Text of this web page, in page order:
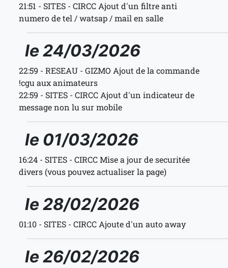
21:51 - SITES - CIRCC Ajout d'un filtre anti
numero de tel / watsap / mail en salle
le 24/03/2026
22:59 - RESEAU - GIZMO Ajout de la commande
!cgu aux animateurs
22:59 - SITES - CIRCC Ajout d'un indicateur de
message non lu sur mobile
le 01/03/2026
16:24 - SITES - CIRCC Mise a jour de securitée
divers (vous pouvez actualiser la page)
le 28/02/2026
01:10 - SITES - CIRCC Ajoute d'un auto away
le 26/02/2026